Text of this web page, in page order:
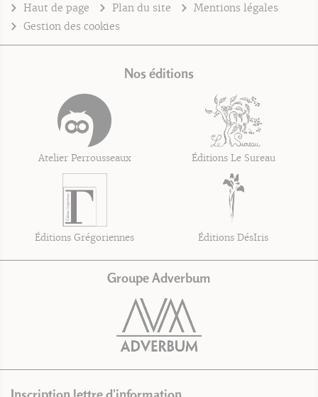
Haut de page Plan du site
Mentions légales
Gestion des cookies
Nos éditions
Atelier Perrousseaux Éditions Le Sureau
Éditions Grégoriennes Éditions DésIris
Groupe Adverbum